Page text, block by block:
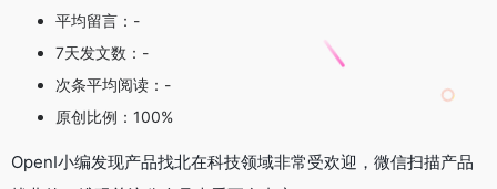
平均留言：-
7天发文数：-
次条平均阅读：-
原创比例：100%
OpenI小编发现产品找北在科技领域非常受欢迎，微信扫描产品